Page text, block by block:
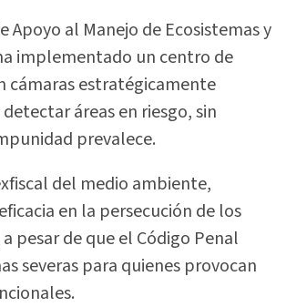
Apoyo al Manejo de Ecosistemas y
implementado un centro de
cámaras estratégicamente
áreas en riesgo, sin
prevalece.
del medio ambiente,
en la persecución de los
pesar de que el Código Penal
severas para quienes provocan